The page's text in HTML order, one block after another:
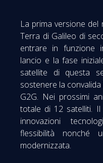
La prima versione del
Terra di Galileo di
entrare in funzione
lancio e la fase
satellite di questa
sostenere la
G2G. Nei prossimi
totale di 12 satelliti. Il
innovazioni
flessibilità nonché
modernizzata.